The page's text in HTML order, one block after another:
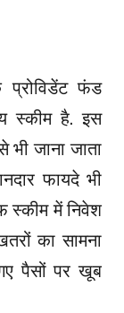
फंड
स्कीम है. इस
जाना जाता
फायदे भी
स्कीम में निवेश
का सामना
पैसों पर खूब